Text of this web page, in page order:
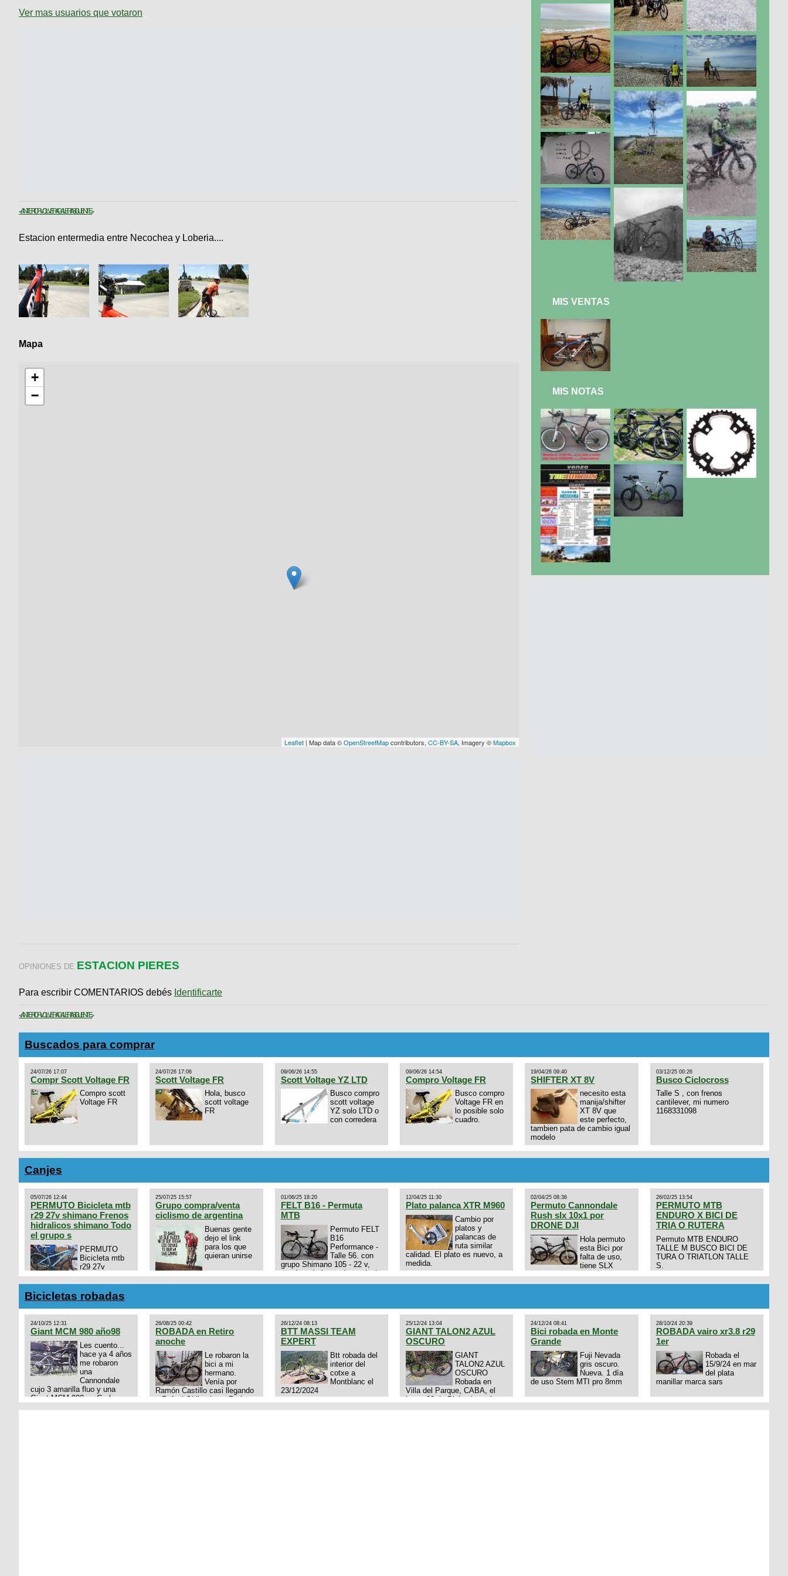
Ver mas usuarios que votaron
< ANTERIORVOLVER A GALERIASIGUIENTE >
Estacion entermedia entre Necochea y Loberia....
Mapa
+
−
Leaflet | Map data ©OpenStreetMapcontributors,CC-BY-SA, Imagery ©Mapbox
OPINIONES DE ESTACION PIERES
Para escribir COMENTARIOS debés Identificarte
MIS VENTAS
MIS NOTAS
< ANTERIORVOLVER A GALERIASIGUIENTE >
Buscados para comprar
24/07/26 17:07
Compr Scott Voltage FR
Compro scott
Voltage FR
24/07/26 17:06
Scott Voltage FR
Hola, busco
scott voltage
FR
09/06/26 14:55
Scott Voltage YZ LTD
Busco compro
scott voltage
YZ solo LTD o
con corredera
09/06/26 14:54
Compro Voltage FR
Busco compro
Voltage FR en
lo posible solo
cuadro.
19/04/26 09:40
SHIFTER XT 8V
necesito esta
manija/shifter
XT 8V que
este perfecto,
tambien pata de cambio igual
modelo
03/12/25 00:26
Busco Ciclocross
Talle S , con frenos
cantilever, mi numero
1168331098
Canjes
05/07/26 12:44
PERMUTO Bicicleta mtb
r29 27v shimano Frenos
hidralicos shimano Todo
el grupo s
PERMUTO
Bicicleta mtb
r29 27v
shimano
Frenos hidralicos shimano
Todo el grupo shimano Talle
s/m Permuto x pistera o ruta
talle s o m.
25/07/25 15:57
Grupo compra/venta
ciclismo de argentina
Buenas gente
dejo el link
para los que
quieran unirse
https://chat.whatsapp.com/E4N9zhVk9wHFFzK7T345Kn?
mode=ac_t
01/06/25 18:20
FELT B16 - Permuta
MTB
Permuto FELT
B16
Performance -
Talle 56. con
grupo Shimano 105 - 22 v,
cuadro: triatlon carbono dual
12/04/25 11:30
Plato palanca XTR M960
Cambio por
platos y
palancas de
ruta similar
calidad. El plato es nuevo, a
medida.
02/04/25 08:36
Permuto Cannondale
Rush slx 10x1 por
DRONE DJI
Hola permuto
esta Bici por
falta de uso,
tiene SLX
Horquilla Axon tope de gama
por drone de la marca Dji, les
interesa 3434568861 saludos
26/02/25 13:54
PERMUTO MTB
ENDURO X BICI DE
TRIA O RUTERA
Permuto MTB ENDURO
TALLE M BUSCO BICI DE
TURA O TRIATLON TALLE
S.
Bicicletas robadas
24/10/25 12:31
Giant MCM 980 año98
Les cuento...
hace ya 4 años
me robaron
una
Cannondale
cujo 3 amarilla fluo y una
Giant MCM 980 en Gral
26/08/25 00:42
ROBADA en Retiro
anoche
Le robaron la
bici a mi
hermano.
Venía por
Ramón Castillo casi llegando
a Rafael Obligado en Retiro
26/12/24 08:13
BTT MASSI TEAM
EXPERT
Btt robada del
interior del
cotxe a
Montblanc el
23/12/2024
25/12/24 13:04
GIANT TALON2 AZUL
OSCURO
GIANT
TALON2 AZUL
OSCURO
Robada en
Villa del Parque, CABA, el
lunes 23 de Diciembre a las
24/12/24 08:41
Bici robada en Monte
Grande
Fuji Nevada
gris oscuro.
Nueva. 1 día
de uso Stem MTI pro 8mm
28/10/24 20:39
ROBADA vairo xr3.8 r29
1er
Robada el
15/9/24 en mar
del plata
manillar marca sars